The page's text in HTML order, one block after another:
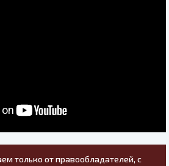
только от правообладателей, с